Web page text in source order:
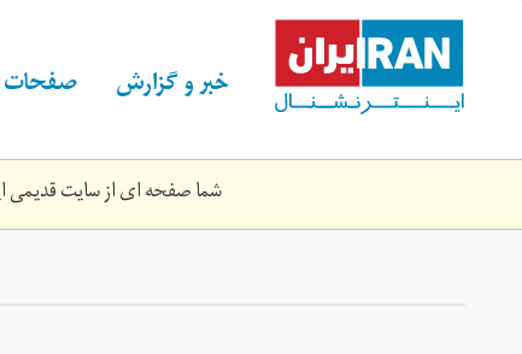
content خبر و گزارش صفحات
شما صفحه ای از سایت قدیمی